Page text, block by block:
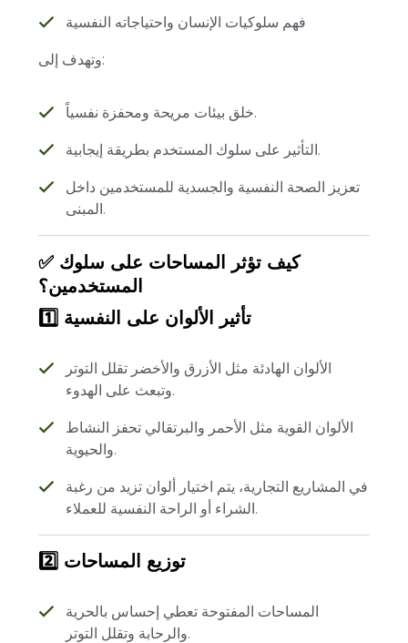
فهم سلوكيات الإنسان واحتياجاته النفسية
وتهدف إلى:
خلق بيئات مريحة ومحفزة نفسياً.
التأثير على سلوك المستخدم بطريقة إيجابية.
تعزيز الصحة النفسية والجسدية للمستخدمين داخل
المبنى.
✅ كيف تؤثر المساحات على سلوك
المستخدمين؟
1️⃣ تأثير الألوان على النفسية
الألوان الهادئة مثل الأزرق والأخضر تقلل التوتر
وتبعث على الهدوء.
الألوان القوية مثل الأحمر والبرتقالي تحفز النشاط
والحيوية.
في المشاريع التجارية، يتم اختيار ألوان تزيد من رغبة
الشراء أو الراحة النفسية للعملاء.
2️⃣ توزيع المساحات
المساحات المفتوحة تعطي إحساس بالحرية
والرحابة وتقلل التوتر.